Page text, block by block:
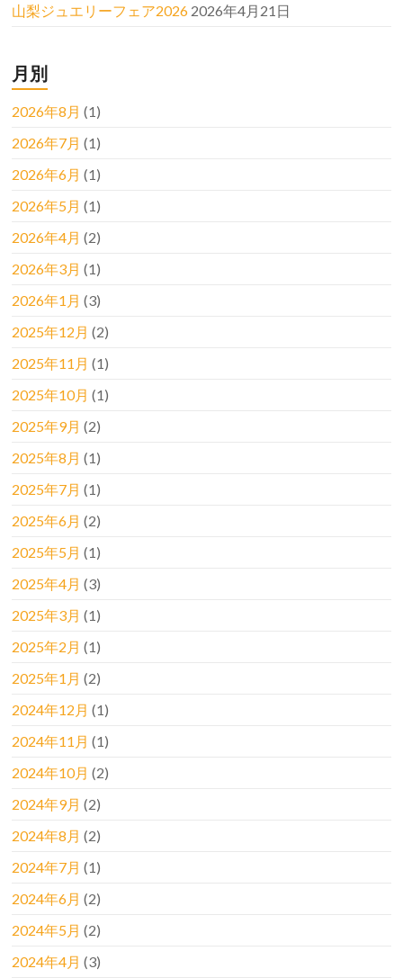
山梨ジュエリーフェア2026 2026年4月21日
月別
2026年8月 (1)
2026年7月 (1)
2026年6月 (1)
2026年5月 (1)
2026年4月 (2)
2026年3月 (1)
2026年1月 (3)
2025年12月 (2)
2025年11月 (1)
2025年10月 (1)
2025年9月 (2)
2025年8月 (1)
2025年7月 (1)
2025年6月 (2)
2025年5月 (1)
2025年4月 (3)
2025年3月 (1)
2025年2月 (1)
2025年1月 (2)
2024年12月 (1)
2024年11月 (1)
2024年10月 (2)
2024年9月 (2)
2024年8月 (2)
2024年7月 (1)
2024年6月 (2)
2024年5月 (2)
2024年4月 (3)